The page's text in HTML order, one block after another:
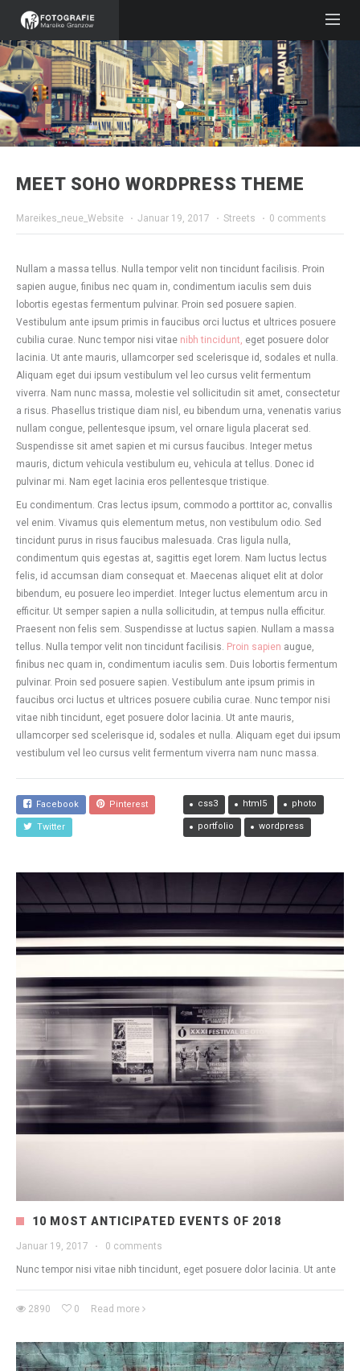
MEET SOHO WORDPRESS THEME
Mareikes_neue_Website · Januar 19, 2017 · Streets · 0 comments
Nullam a massa tellus. Nulla tempor velit non tincidunt facilisis. Proin
sapien augue, finibus nec quam in, condimentum iaculis sem duis
lobortis egestas fermentum pulvinar. Proin sed posuere sapien.
Vestibulum ante ipsum primis in faucibus orci luctus et ultrices posuere
cubilia curae. Nunc tempor nisi vitae nibh tincidunt, eget posuere dolor
lacinia. Ut ante mauris, ullamcorper sed scelerisque id, sodales et nulla.
Aliquam eget dui ipsum vestibulum vel leo cursus velit fermentum
viverra. Nam nunc massa, molestie vel sollicitudin sit amet, consectetur
a risus. Phasellus tristique diam nisl, eu bibendum urna, venenatis varius
nullam congue, pellentesque ipsum, vel ornare ligula placerat sed.
Suspendisse sit amet sapien et mi cursus faucibus. Integer metus
mauris, dictum vehicula vestibulum eu, vehicula at tellus. Donec id
pulvinar mi. Nam eget lacinia eros pellentesque tristique.
Eu condimentum. Cras lectus ipsum, commodo a porttitor ac, convallis
vel enim. Vivamus quis elementum metus, non vestibulum odio. Sed
tincidunt purus in risus faucibus malesuada. Cras ligula nulla,
condimentum quis egestas at, sagittis eget lorem. Nam luctus lectus
felis, id accumsan diam consequat et. Maecenas aliquet elit at dolor
bibendum, eu posuere leo imperdiet. Integer luctus elementum arcu in
efficitur. Ut semper sapien a nulla sollicitudin, at tempus nulla efficitur.
Praesent non felis sem. Suspendisse at luctus sapien. Nullam a massa
tellus. Nulla tempor velit non tincidunt facilisis. Proin sapien augue,
finibus nec quam in, condimentum iaculis sem. Duis lobortis fermentum
pulvinar. Proin sed posuere sapien. Vestibulum ante ipsum primis in
faucibus orci luctus et ultrices posuere cubilia curae. Nunc tempor nisi
vitae nibh tincidunt, eget posuere dolor lacinia. Ut ante mauris,
ullamcorper sed scelerisque id, sodales et nulla. Aliquam eget dui ipsum
vestibulum vel leo cursus velit fermentum viverra nam nunc massa.
Facebook Pinterest
Twitter
css3 html5 photo
portfolio wordpress
10 MOST ANTICIPATED EVENTS OF 2018
Januar 19, 2017 · 0 comments
Nunc tempor nisi vitae nibh tincidunt, eget posuere dolor lacinia. Ut ante
2890 0 Read more